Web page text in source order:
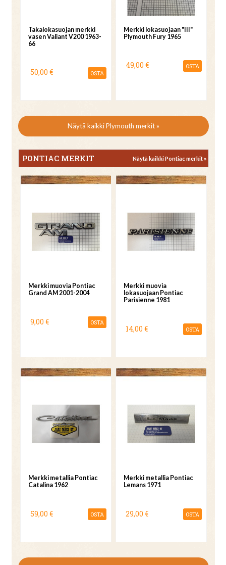
Takalokasuojan merkki
vasen Valiant V200 1963-
66
50,00 € OSTA
Merkki lokasuojaan "III"
Plymouth Fury 1965
49,00 € OSTA
Näytä kaikki Plymouth merkit »
PONTIAC MERKIT Näytä kaikki Pontiac merkit »
Merkki muovia Pontiac
Grand AM 2001-2004
9,00 € OSTA
Merkki muovia
lokasuojaan Pontiac
Parisienne 1981
14,00 € OSTA
Merkki metallia Pontiac
Catalina 1962
59,00 € OSTA
Merkki metallia Pontiac
Lemans 1971
29,00 € OSTA